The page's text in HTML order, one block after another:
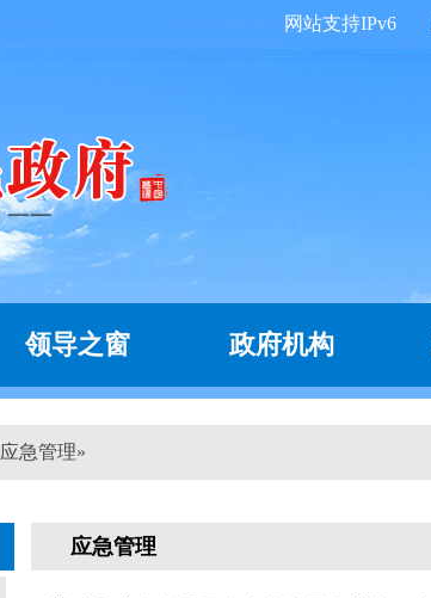
网站支持IPv6
领导之窗 政府机构
应急管理»
应急管理